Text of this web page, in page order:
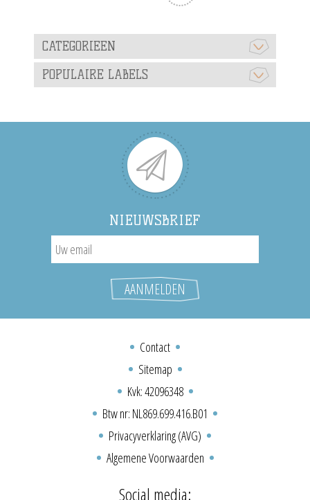
CATEGORIEEN
POPULAIRE LABELS
NIEUWSBRIEF
Contact
Sitemap
Kvk: 42096348
Btw nr: NL869.699.416.B01
Privacyverklaring (AVG)
Algemene Voorwaarden
Social media: